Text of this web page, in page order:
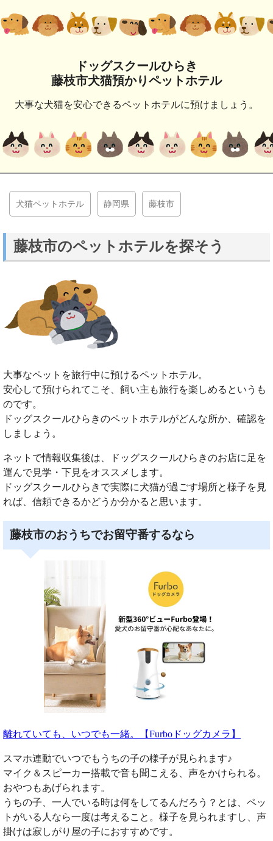
ドッグスクールひらき
藤枝市犬猫預かりペットホテル
大事な犬猫を安心できるペットホテルに預けましょう。
犬猫ペットホテル 静岡県 藤枝市
藤枝市のペットホテルを探そう
大事なペットを旅行中に預けるペットホテル。
安心して預けられてこそ、飼い主も旅行を楽しめるというも
のです。
ドッグスクールひらきのペットホテルがどんな所か、確認を
しましょう。
ネットで情報収集後は、ドッグスクールひらきのお店に足を
運んで見学・下見をオススメします。
ドッグスクールひらきで実際に犬猫が過ごす場所と様子を見
れば、信頼できるかどうか分かると思います。
藤枝市のおうちでお留守番するなら
離れていても、いつでも一緒。【Furboドッグカメラ】
スマホ連動でいつでもうちの子の様子が見られます♪
マイク＆スピーカー搭載で音も聞こえる、声をかけられる。
おやつもあげられます。
うちの子、一人でいる時は何をしてるんだろう？とは、ペッ
トがいる人なら一度は考えること。様子を見られますし、声
掛けは寂しがり屋の子におすすめです。